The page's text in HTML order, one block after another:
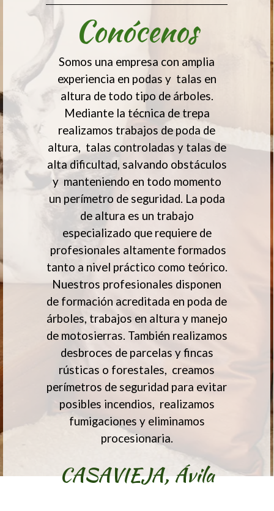
Conócenos
Somos una empresa con amplia
experiencia en podas y talas en
altura de todo tipo de árboles.
Mediante la técnica de trepa
realizamos trabajos de poda de
altura, talas controladas y talas de
alta dificultad, salvando obstáculos
y manteniendo en todo momento
un perímetro de seguridad. La poda
de altura es un trabajo
especializado que requiere de
profesionales altamente formados
tanto a nivel práctico como teórico.
Nuestros profesionales disponen
de formación acreditada en poda de
árboles, trabajos en altura y manejo
de motosierras. También realizamos
desbroces de parcelas y fincas
rústicas o forestales, creamos
perímetros de seguridad para evitar
posibles incendios, realizamos
fumigaciones y eliminamos
procesionaria.
CASAVIEJA,Ávila